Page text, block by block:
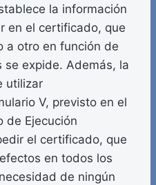
la información
en el certificado, que
a otro en función de
se expide. Además, la
utilizar
V, previsto en el
de Ejecución
el certificado, que
en todos los
de ningún